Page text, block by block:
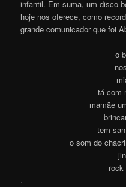
infantil. Em suma, um disco
hoje nos oferece, como
grande comunicador que foi
o
tá com
mamãe
tem
o som do
rock
.